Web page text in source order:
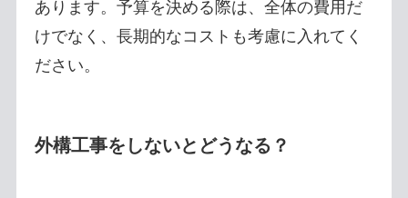
あります。予算を決める際は、全体の費用だ
けでなく、長期的なコストも考慮に入れてく
ださい。
外構工事をしないとどうなる？